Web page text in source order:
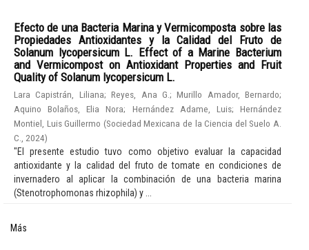
Efecto de una Bacteria Marina y Vermicomposta sobre las
Propiedades Antioxidantes y la Calidad del Fruto de
Solanum lycopersicum L. Effect of a Marine Bacterium
and Vermicompost on Antioxidant Properties and Fruit
Quality of Solanum lycopersicum L.
Lara Capistrán, Liliana;Reyes, Ana G. ;Murillo Amador, Bernardo;
Aquino Bolaños, Elia Nora; Hernández Adame, Luis;Hernández
Montiel, Luis Guillermo (Sociedad Mexicana de la Ciencia del Suelo A.
C.
2024)
"El presente estudio tuvo como objetivo evaluar la capacidad
antioxidante y la calidad del fruto de tomate en condiciones de
invernadero al aplicar la combinación de una bacteria marina
(Stenotrophomonas rhizophila) y ...
Más